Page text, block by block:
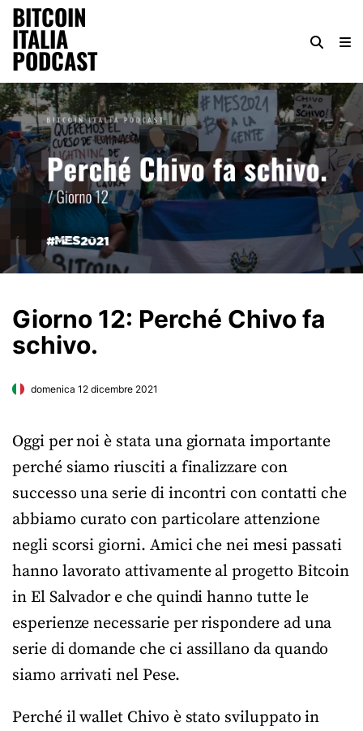
BITCOIN
ITALIA
PODCAST
Giorno 12: Perché Chivo fa
schivo.
domenica 12 dicembre 2021
Oggi per noi è stata una giornata importante
perché siamo riusciti a finalizzare con
successo una serie di incontri con contatti che
abbiamo curato con particolare attenzione
negli scorsi giorni. Amici che nei mesi passati
hanno lavorato attivamente al progetto Bitcoin
in El Salvador e che quindi hanno tutte le
esperienze necessarie per rispondere ad una
serie di domande che ci assillano da quando
siamo arrivati nel Pese.
Perché il wallet Chivo è stato sviluppato in